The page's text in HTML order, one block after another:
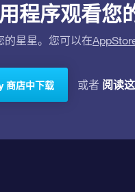
程序观看您
的星星。您可以在
商店中下载 或者 阅读